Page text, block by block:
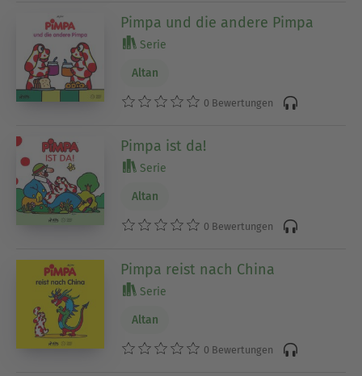
Pimpa und die andere Pimpa
Serie
Altan
0 Bewertungen
Pimpa ist da!
Serie
Altan
0 Bewertungen
Pimpa reist nach China
Serie
Altan
0 Bewertungen